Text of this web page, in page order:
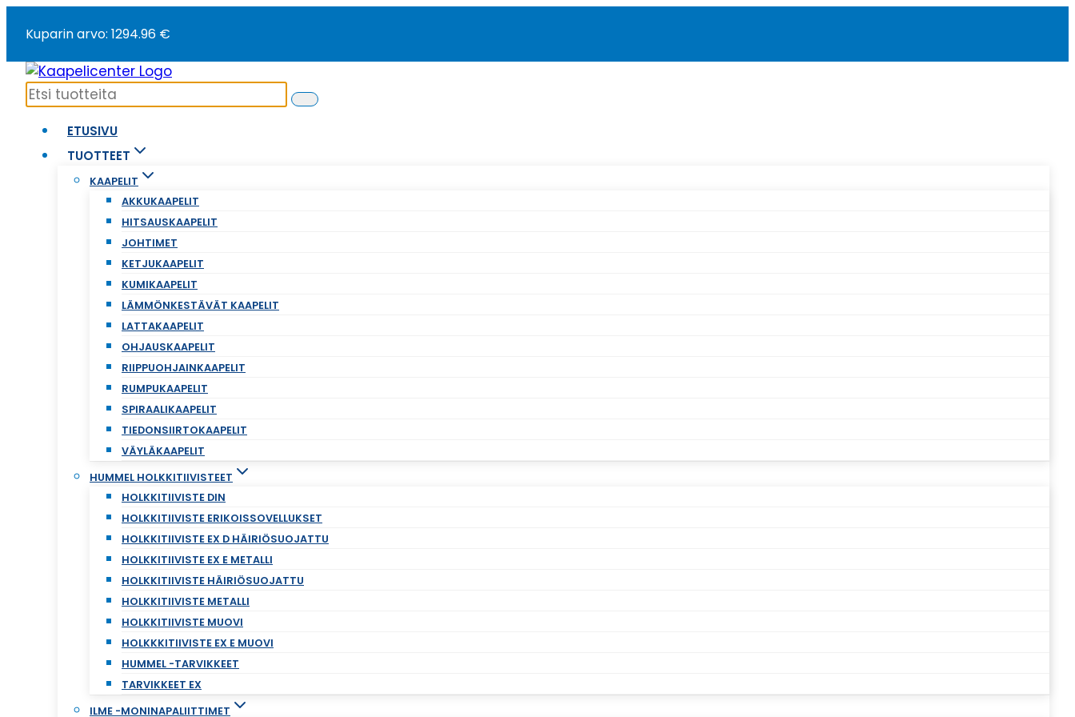
sisältöön
Kuparin arvo: 1294.96 €
ETUSIVU
TUOTTEET
KAAPELIT
AKKUKAAPELIT
HITSAUSKAAPELIT
JOHTIMET
KETJUKAAPELIT
KUMIKAAPELIT
LÄMMÖNKESTÄVÄT KAAPELIT
LATTAKAAPELIT
OHJAUSKAAPELIT
RIIPPUOHJAINKAAPELIT
RUMPUKAAPELIT
SPIRAALIKAAPELIT
TIEDONSIIRTOKAAPELIT
VÄYLÄKAAPELIT
HUMMEL HOLKKITIIVISTEET
HOLKKITIIVISTE DIN
HOLKKITIIVISTE ERIKOISSOVELLUKSET
HOLKKITIIVISTE EX D HÄIRIÖSUOJATTU
HOLKKITIIVISTE EX E METALLI
HOLKKITIIVISTE HÄIRIÖSUOJATTU
HOLKKITIIVISTE METALLI
HOLKKITIIVISTE MUOVI
HOLKKKITIIVISTE EX E MUOVI
HUMMEL -TARVIKKEET
TARVIKKEET EX
ILME -MONINAPALIITTIMET